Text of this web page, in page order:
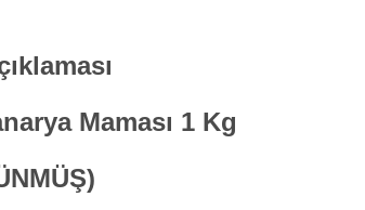
Maması 1 Kg